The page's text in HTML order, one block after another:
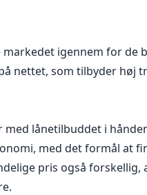
igennem for de
nettet, som tilbyder høj
med lånetilbuddet i
med det formål at
pris også forskellig,